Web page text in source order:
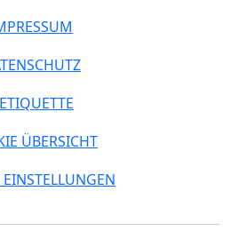
ÜBERSICHT